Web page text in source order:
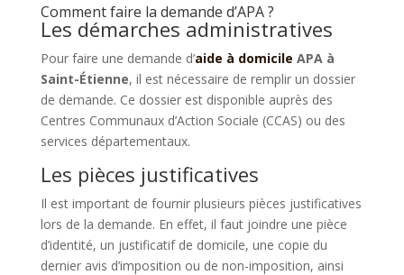
Comment faire la demande d’APA ?
Les démarches administratives
Pour faire une demande d’aide à domicile APA à
Saint-Étienne, il est nécessaire de remplir un dossier
de demande. Ce dossier est disponible auprès des
Centres Communaux d’Action Sociale (CCAS) ou des
services départementaux.
Les pièces justificatives
Il est important de fournir plusieurs pièces justificatives
lors de la demande. En effet, il faut joindre une pièce
d’identité, un justificatif de domicile, une copie du
dernier avis d’imposition ou de non-imposition, ainsi